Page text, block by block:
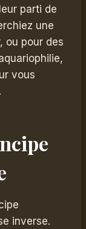
parti de
une
ou pour des
vous
inverse.